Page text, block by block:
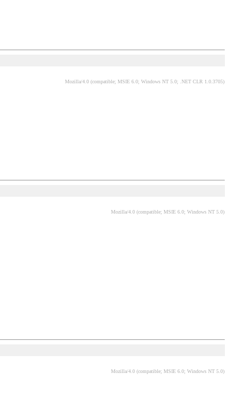
Mozilla/4.0 (compatible; MSIE 6.0; Windows NT 5.0; .NET CLR 1.0.3705)
Mozilla/4.0 (compatible; MSIE 6.0; Windows NT 5.0)
Mozilla/4.0 (compatible; MSIE 6.0; Windows NT 5.0)